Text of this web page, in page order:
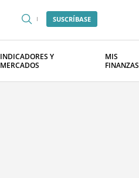
SUSCRÍBASE
INDICADORES Y
MERCADOS
MIS
FINANZAS